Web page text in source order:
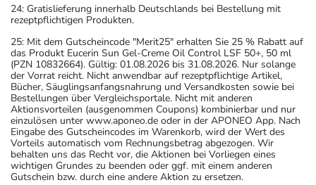
24: Gratislieferung innerhalb Deutschlands bei Bestellung mit
rezeptpflichtigen Produkten.
25: Mit dem Gutscheincode "Merit25" erhalten Sie 25 % Rabatt auf
das Produkt Eucerin Sun Gel-Creme Oil Control LSF 50+, 50 ml
(PZN 10832664). Gültig: 01.08.2026 bis 31.08.2026. Nur solange
der Vorrat reicht. Nicht anwendbar auf rezeptpflichtige Artikel,
Bücher, Säuglingsanfangsnahrung und Versandkosten sowie bei
Bestellungen über Vergleichsportale. Nicht mit anderen
Aktionsvorteilen (ausgenommen Coupons) kombinierbar und nur
einzulösen unter www.aponeo.de oder in der APONEO App. Nach
Eingabe des Gutscheincodes im Warenkorb, wird der Wert des
Vorteils automatisch vom Rechnungsbetrag abgezogen. Wir
behalten uns das Recht vor, die Aktionen bei Vorliegen eines
wichtigen Grundes zu beenden oder ggf. mit einem anderen
Gutschein bzw. durch eine andere Aktion zu ersetzen.